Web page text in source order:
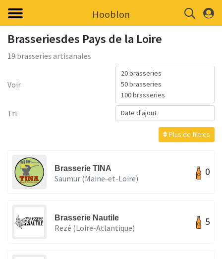
Hooblon
Brasseriesdes Pays de la Loire
19 brasseries artisanales
Voir
Tri
Plus de filtres
Brasserie TINA
Saumur (Maine-et-Loire)
0
Brasserie Nautile
Rezé (Loire-Atlantique)
5